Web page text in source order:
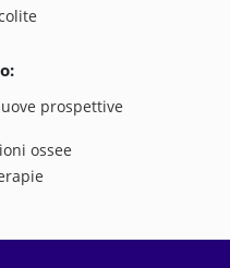
prospettive
ossee